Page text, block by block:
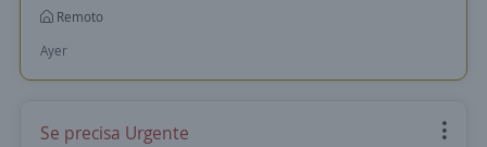
Remoto
Ayer
Se precisa Urgente